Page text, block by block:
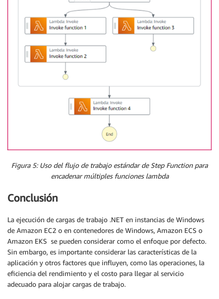
Figura 5: Uso del flujo de trabajo estándar de Step Function para
encadenar múltiples funciones lambda
Conclusión
La ejecución de cargas de trabajo .NET en instancias de Windows
de Amazon EC2 o en contenedores de Windows, Amazon ECS o
Amazon EKS se pueden considerar como el enfoque por defecto.
Sin embargo, es importante considerar las características de la
aplicación y otros factores que influyen, como las operaciones, la
eficiencia del rendimiento y el costo para llegar al servicio
adecuado para alojar cargas de trabajo.